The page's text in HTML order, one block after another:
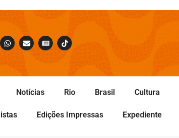
Notícias Rio Brasil Cultura
Edições Impressas Expediente